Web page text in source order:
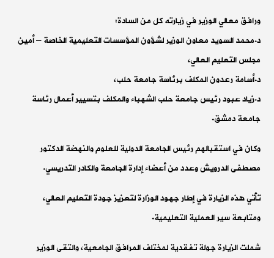
ورافق معالي الوزير في زيارته كل من السادة:
د.محمد السويد معاون الوزير لشؤون المؤسسات التعليمية الخاصة – أمين
مجلس التعليم العالي،
د.أسامة رعدون المكلف برئاسة جامعة حلب،
د.زياد عبود رئيس جامعة حلب الشهباء والمكلف بتسيير أعمال رئاسة
جامعة دمشق.
وكان في استقبالهم رئيس الجامعة الدولية للعلوم والنهضة الدكتور
مصطفى الدرويش وعدد من أعضاء إدارة الجامعة والكادر التدريسي.
تأتي هذه الزيارة في إطار جهود الوزارة لتعزيز جودة التعليم العالي،
ومتابعة سير العملية التعليمية.
شملت الزيارة جولة تفقدية لمختلف المرافق الجامعية، والتقى الوزير